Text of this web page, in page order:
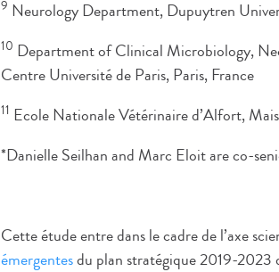
9 Neurology Department, Dupuytren
10 Department of Clinical Microbiology,
Centre Université de Paris, Paris, France
11 Ecole Nationale Vétérinaire d’Alfort,
*Danielle Seilhan and Marc Eloit are co-
Cette étude entre dans le cadre de l’axe
émergentesdu plan stratégique 2019-2023